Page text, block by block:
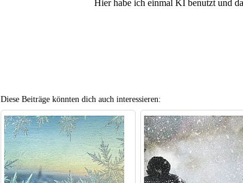
Hier habe ich einmal KI benutzt und
Diese Beiträge könnten dich auch interessieren: